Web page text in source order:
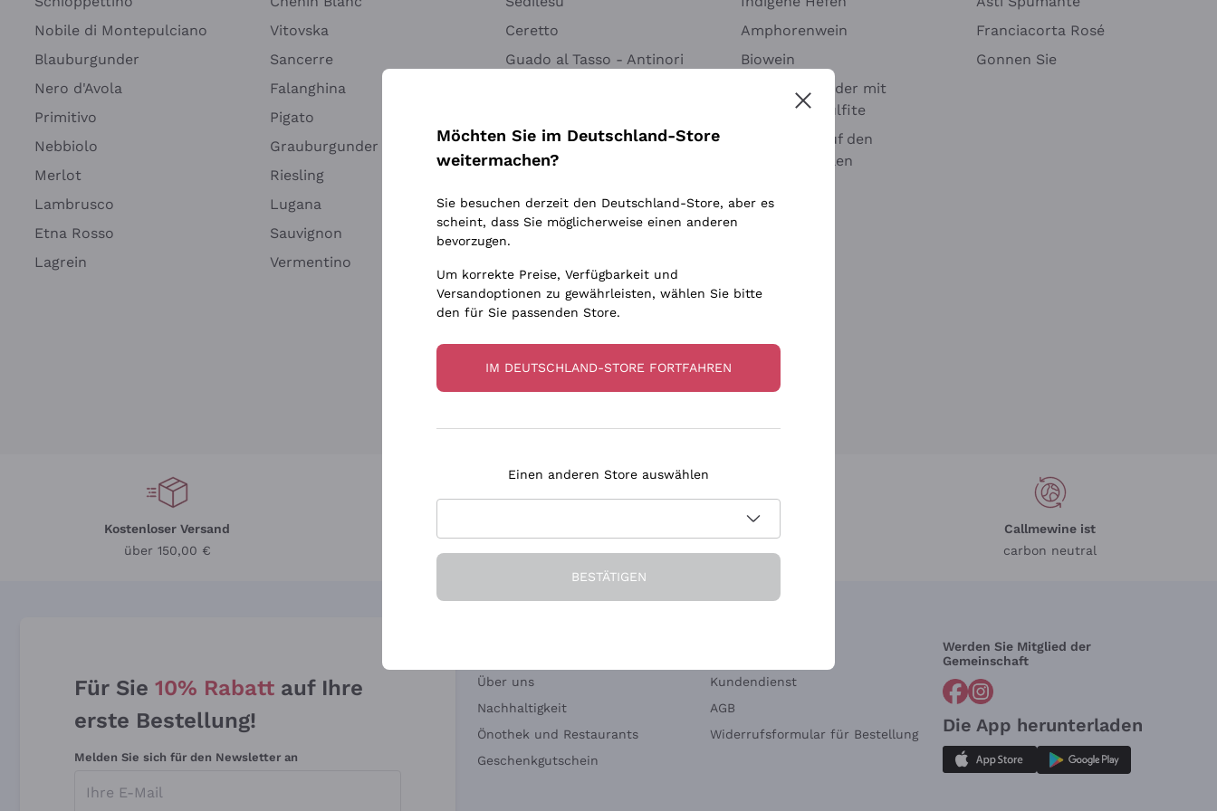
Nobile di Montepulciano
Blauburgunder
Nero d'Avola
Primitivo
Nebbiolo
Merlot
Lambrusco
Etna Rosso
Lagrein
Vitovska
Sancerre
Falanghina
Pigato
Grauburgunder
Riesling
Lugana
Sauvignon
Vermentino
Ceretto
Guado al Tasso - Antinori
Ca' dei Frati
Biondi Santi
Quintarelli Giuseppe
Rinaldi Giuseppe
Egly Ouriet
Jacquesson
Agrapart
Amphorenwein
Biowein
Ohne Sulfit oder mit
minimalen Sulfite
Maischung auf den
Traubenschalen
Franciacorta Rosé
Gonnen Sie
Kostenloser Versand
über 150,00 €
in Deutschland
in 3 Raten
Callmewine ist
carbon neutral
Für Sie 10% Rabatt auf Ihre
erste Bestellung!
Melden Sie sich für den Newsletter an
Über uns
Nachhaltigkeit
Önothek und Restaurants
Geschenkgutschein
Kundendienst
AGB
Widerrufsformular für Bestellung
Werden Sie Mitglied der
Gemeinschaft
Die App herunterladen
Melden Sie mich an
Möchten Sie im Deutschland-Store
weitermachen?
Sie besuchen derzeit den Deutschland-Store, aber es
scheint, dass Sie möglicherweise einen anderen
bevorzugen.
Um korrekte Preise, Verfügbarkeit und
Versandoptionen zu gewährleisten, wählen Sie bitte
den für Sie passenden Store.
IM DEUTSCHLAND-STORE FORTFAHREN
Einen anderen Store auswählen
BESTÄTIGEN